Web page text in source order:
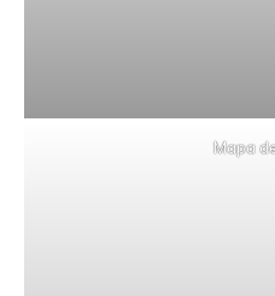
Mapa